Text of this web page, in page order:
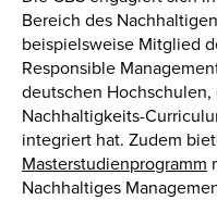
Bereich des
beispielsweise Mitglied
Responsible
deutschen
Nachhaltigkeits-
integriert hat. Zudem
Masterstudienprogramm
Nachhaltiges